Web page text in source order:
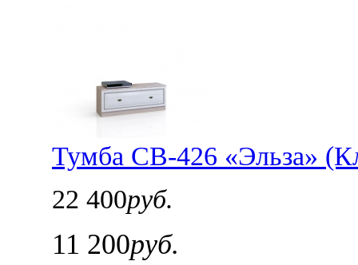
Тумба СВ-426 «Эльза»
22 400руб.
11 200руб.